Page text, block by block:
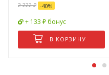
2 222₽ -40%
+ 133 ₽ бонус
В КОРЗИНУ